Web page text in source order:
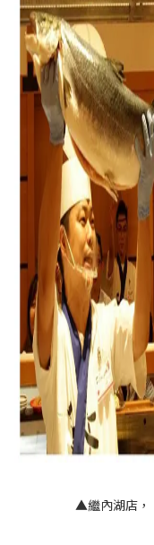
▲繼內湖店，